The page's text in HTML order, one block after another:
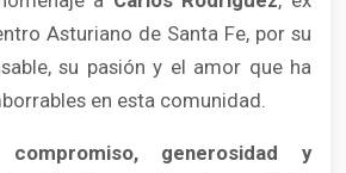
Asturiano de Santa Fe, por su
su pasión y el amor que ha
en esta comunidad.
compromiso, generosidad y